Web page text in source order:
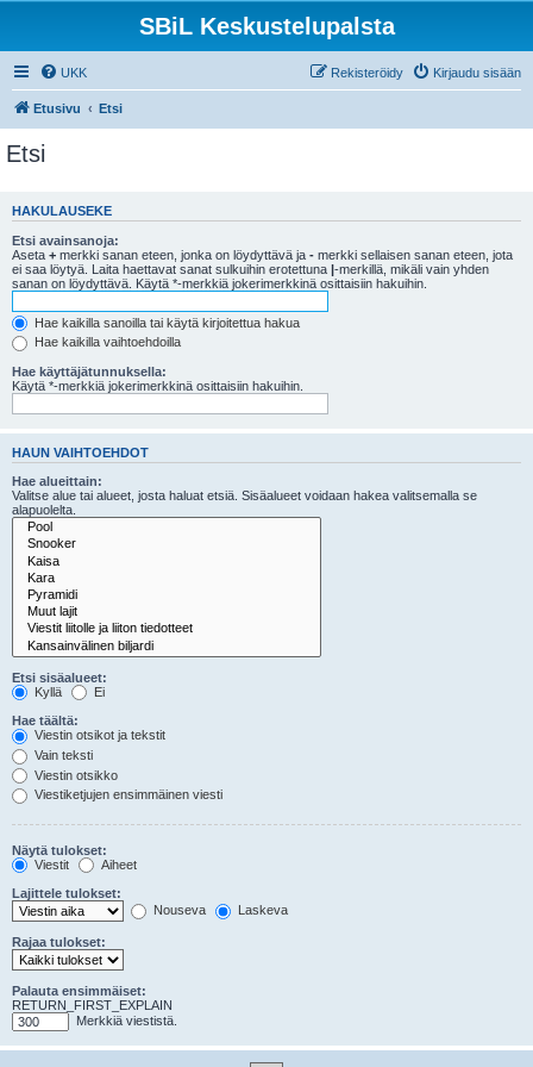
SBiL Keskustelupalsta
UKK Kirjaudu sisään
Rekisteröidy
Etusivu Etsi
Etsi
HAKULAUSEKE
Etsi avainsanoja:
Aseta + merkki sanan eteen, jonka on löydyttävä ja - merkki sellaisen sanan eteen, jota
ei saa löytyä. Laita haettavat sanat sulkuihin erotettuna |-merkillä, mikäli vain yhden
sanan on löydyttävä. Käytä *-merkkiä jokerimerkkinä osittaisiin hakuihin.
Hae kaikilla sanoilla tai käytä kirjoitettua hakua
Hae kaikilla vaihtoehdoilla
Hae käyttäjätunnuksella:
Käytä *-merkkiä jokerimerkkinä osittaisiin hakuihin.
HAUN VAIHTOEHDOT
Hae alueittain:
Valitse alue tai alueet, josta haluat etsiä. Sisäalueet voidaan hakea valitsemalla se
alapuolelta.
Etsi sisäalueet:
Kyllä
Ei
Hae täältä:
Viestin otsikot ja tekstit
Vain teksti
Viestin otsikko
Viestiketjujen ensimmäinen viesti
Näytä tulokset:
Viestit
Aiheet
Lajittele tulokset:
Nouseva
Laskeva
Rajaa tulokset:
Palauta ensimmäiset:
RETURN_FIRST_EXPLAIN
Merkkiä viestistä.